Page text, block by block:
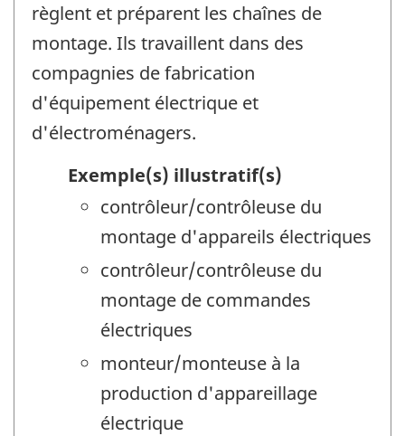
règlent et préparent les chaînes de
montage. Ils travaillent dans des
compagnies de fabrication
d'équipement électrique et
d'électroménagers.
Exemple(s) illustratif(s)
contrôleur/contrôleuse du
montage d'appareils électriques
contrôleur/contrôleuse du
montage de commandes
électriques
monteur/monteuse à la
production d'appareillage
électrique